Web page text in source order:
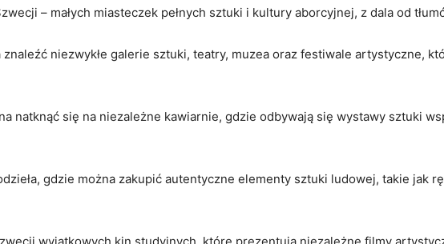
– małych miasteczek pełnych sztuki i kultury aborcyjnej, z dala od
niezwykłe galerie sztuki, teatry, muzea oraz festiwale artystyczne,
natknąć się na niezależne kawiarnie, gdzie odbywają się wystawy sztuki
gdzie można zakupić autentyczne elementy sztuki ludowej, takie jak